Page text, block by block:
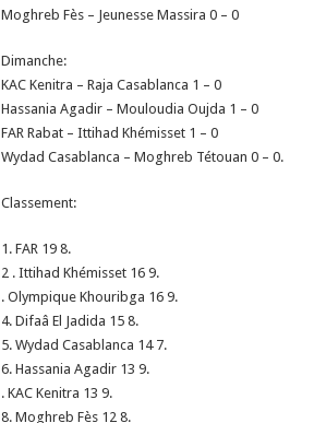
Moghreb Fès – Jeunesse Massira 0 – 0
Dimanche:
KAC Kenitra – Raja Casablanca 1 – 0
Hassania Agadir – Mouloudia Oujda 1 – 0
FAR Rabat – Ittihad Khémisset 1 – 0
Wydad Casablanca – Moghreb Tétouan 0 – 0.
Classement:
1. FAR 19 8.
2 . Ittihad Khémisset 16 9.
. Olympique Khouribga 16 9.
4. Difaâ El Jadida 15 8.
5. Wydad Casablanca 14 7.
6. Hassania Agadir 13 9.
. KAC Kenitra 13 9.
8. Moghreb Fès 12 8.